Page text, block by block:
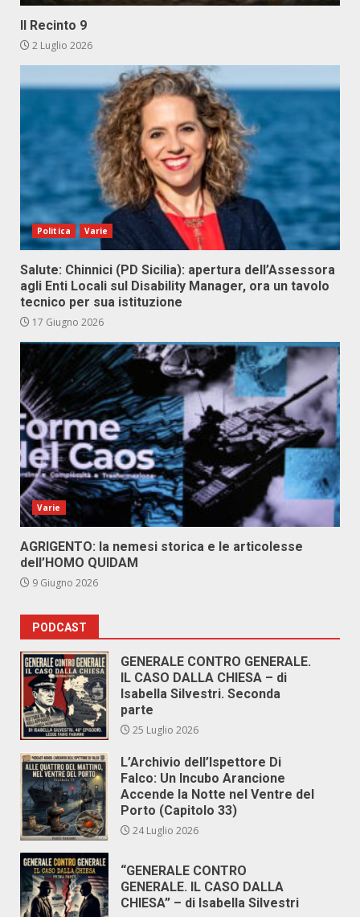
Il Recinto 9
2 Luglio 2026
Politica Varie
Salute: Chinnici (PD Sicilia): apertura dell’Assessora
agli Enti Locali sul Disability Manager, ora un tavolo
tecnico per sua istituzione
17 Giugno 2026
Varie
AGRIGENTO: la nemesi storica e le articolesse
dell’HOMO QUIDAM
9 Giugno 2026
PODCAST
GENERALE CONTRO GENERALE.
IL CASO DALLA CHIESA – di
Isabella Silvestri. Seconda
parte
25 Luglio 2026
L’Archivio dell’Ispettore Di
Falco: Un Incubo Arancione
Accende la Notte nel Ventre del
Porto (Capitolo 33)
24 Luglio 2026
“GENERALE CONTRO
GENERALE. IL CASO DALLA
CHIESA” – di Isabella Silvestri